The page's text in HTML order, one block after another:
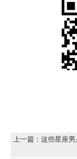
上一篇：这些星座男